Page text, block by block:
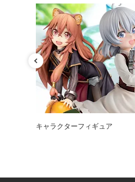
カテゴリ
キャラクターフィギュア